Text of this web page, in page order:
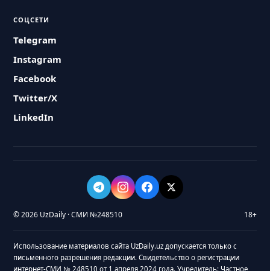
СОЦСЕТИ
Telegram
Instagram
Facebook
Twitter/X
LinkedIn
© 2026 UzDaily · СМИ №248510 18+
Использование материалов сайта UzDaily.uz допускается только с
письменного разрешения редакции. Свидетельство о регистрации
интернет-СМИ № 248510 от 1 апреля 2024 года. Учредитель: Частное